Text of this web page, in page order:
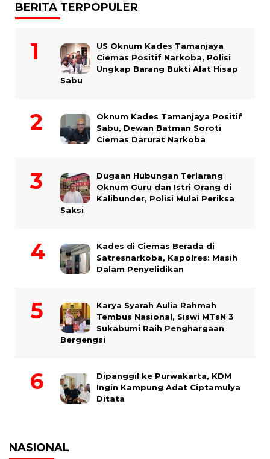
BERITA TERPOPULER
US Oknum Kades Tamanjaya
Ciemas Positif Narkoba, Polisi
Ungkap Barang Bukti Alat Hisap
Sabu
Oknum Kades Tamanjaya Positif
Sabu, Dewan Batman Soroti
Ciemas Darurat Narkoba
Dugaan Hubungan Terlarang
Oknum Guru dan Istri Orang di
Kalibunder, Polisi Mulai Periksa
Saksi
Kades di Ciemas Berada di
Satresnarkoba, Kapolres: Masih
Dalam Penyelidikan
Karya Syarah Aulia Rahmah
Tembus Nasional, Siswi MTsN 3
Sukabumi Raih Penghargaan
Bergengsi
Dipanggil ke Purwakarta, KDM
Ingin Kampung Adat Ciptamulya
Ditata
NASIONAL